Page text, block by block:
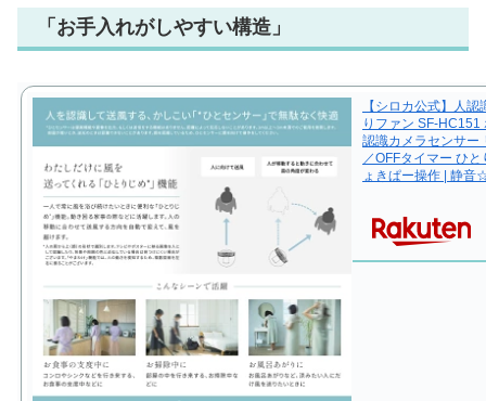
「お手入れがしやすい構造」
【シロカ公式】人
りファン SF-HC151
認識カメラセンサー
／OFFタイマー ひ
ょきぱー操作 | 静音